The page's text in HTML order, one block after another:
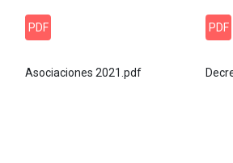
PDF
Asociaciones 2021.pdf
PDF